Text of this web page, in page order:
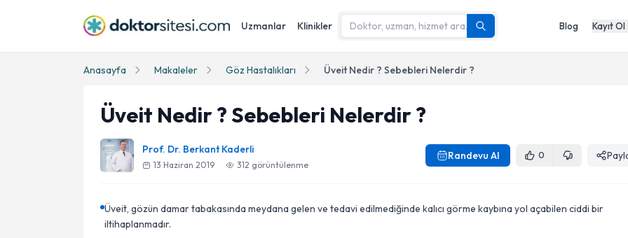
Uzmanlar Klinikler Blog Kayıt Ol
Anasayfa Makaleler Göz Hastalıkları Üveit Nedir ? Sebebleri Nelerdir ?
Üveit Nedir ? Sebebleri Nelerdir ?
Prof. Dr. Berkant Kaderli
13 Haziran 2019 312 görüntülenme
Randevu Al 0
Üveit, gözün damar tabakasında meydana gelen ve tedavi edilmediğinde kalıcı görme kaybına yol açabilen ciddi bir
iltihaplanmadır.